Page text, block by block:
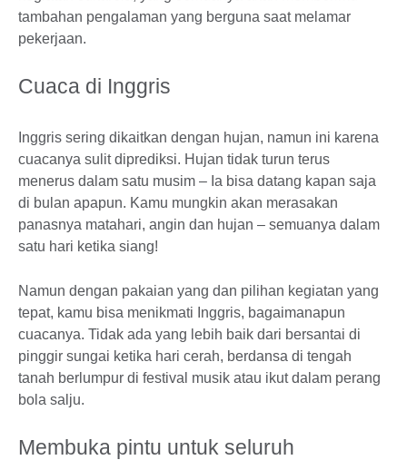
tambahan pengalaman yang berguna saat melamar
pekerjaan.
Cuaca di Inggris
Inggris sering dikaitkan dengan hujan, namun ini karena
cuacanya sulit diprediksi. Hujan tidak turun terus
menerus dalam satu musim – Ia bisa datang kapan saja
di bulan apapun. Kamu mungkin akan merasakan
panasnya matahari, angin dan hujan – semuanya dalam
satu hari ketika siang!
Namun dengan pakaian yang dan pilihan kegiatan yang
tepat, kamu bisa menikmati Inggris, bagaimanapun
cuacanya. Tidak ada yang lebih baik dari bersantai di
pinggir sungai ketika hari cerah, berdansa di tengah
tanah berlumpur di festival musik atau ikut dalam perang
bola salju.
Membuka pintu untuk seluruh